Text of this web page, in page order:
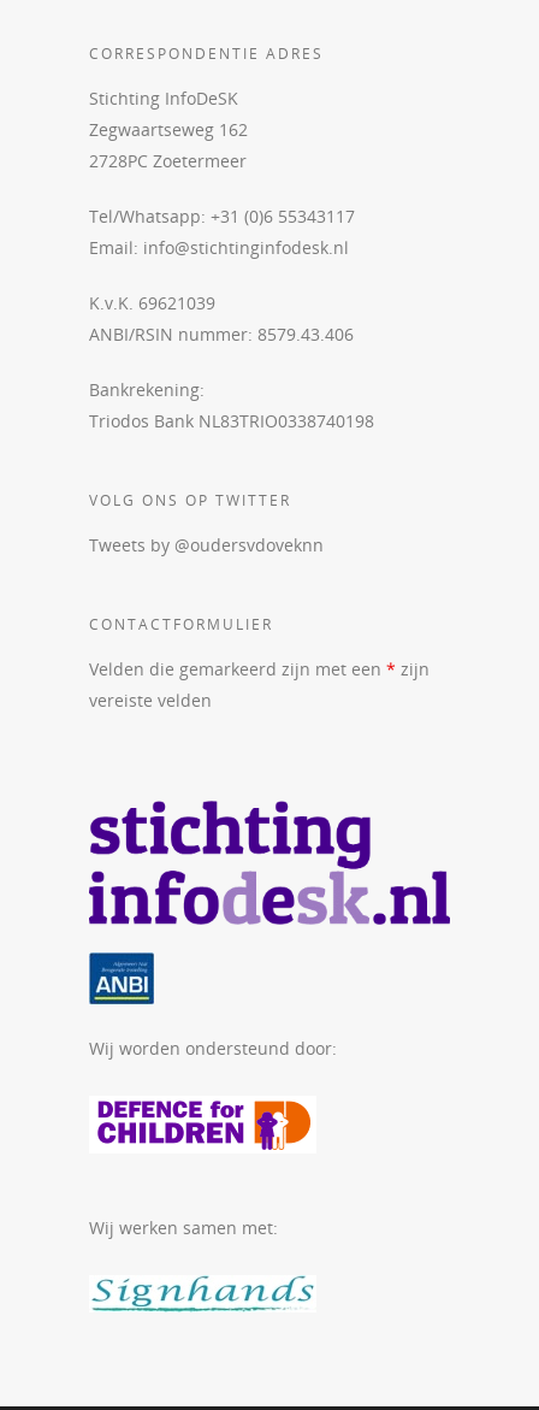
CORRESPONDENTIE ADRES
Stichting InfoDeSK
Zegwaartseweg 162
2728PC Zoetermeer
Tel/Whatsapp: +31 (0)6 55343117
Email: info@stichtinginfodesk.nl
K.v.K. 69621039
ANBI/RSIN nummer: 8579.43.406
Bankrekening:
Triodos Bank NL83TRIO0338740198
VOLG ONS OP TWITTER
Tweets by @oudersvdoveknn
CONTACTFORMULIER
Velden die gemarkeerd zijn met een * zijn
vereiste velden
Wij worden ondersteund door:
Wij werken samen met: